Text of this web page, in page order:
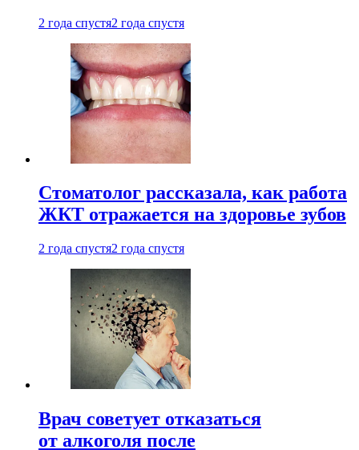
2 года спустя2 года спустя
Стоматолог рассказала, как работа
ЖКТ отражается на здоровье зубов
2 года спустя2 года спустя
Врач советует отказаться
от алкоголя после